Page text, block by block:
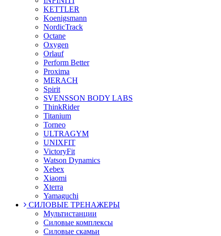
KETTLER
Koenigsmann
NordicTrack
Octane
Oxygen
Orlauf
Perform Better
Proxima
MERACH
Spirit
SVENSSON BODY LABS
ThinkRider
Titanium
Torneo
ULTRAGYM
UNIXFIT
VictoryFit
Watson Dynamics
Xebex
Xiaomi
Xterra
Yamaguchi
СИЛОВЫЕ ТРЕНАЖЕРЫ
Мультистанции
Силовые комплексы
Силовые скамьи